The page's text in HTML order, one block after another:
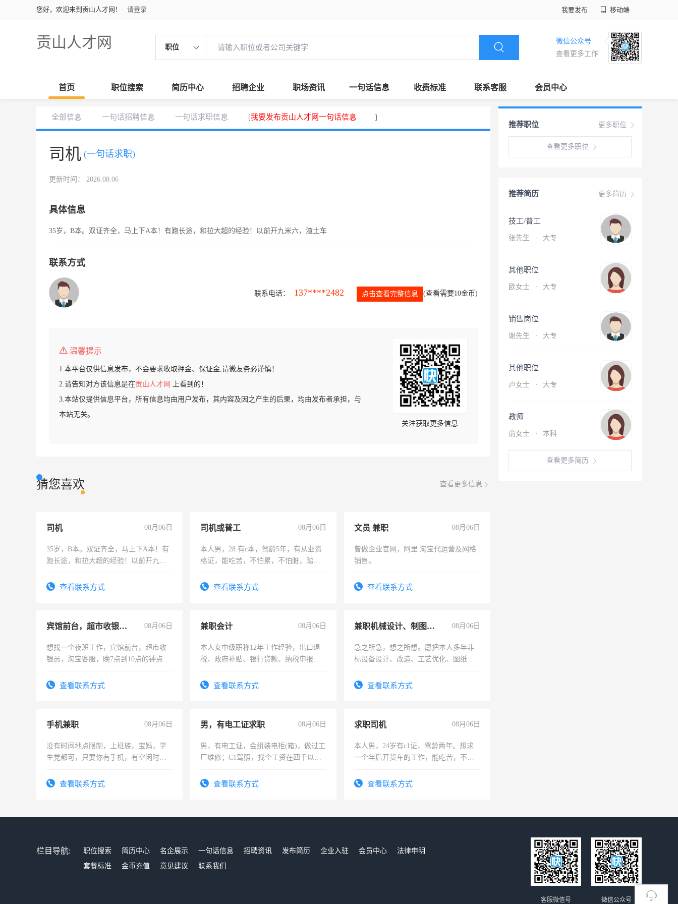
您好，欢迎来到贡山人才网！ 请登录 我要发布 移动端
贡山人才网 职位
微信公众号
查看更多工作
首页 职位搜索 简历中心 招聘企业 职场资讯 一句话信息 收费标准 联系客服 会员中心
全部信息 一句话招聘信息 一句话求职信息 [我要发布贡山人才网一句话信息 ]
司机 (一句话求职)
更新时间： 2026.08.06
具体信息
35岁，B本。双证齐全，马上下A本！有跑长途，和拉大超的经验！以前开九米六，渣土车
联系方式
联系电话： 137****2482 点击查看完整信息 (查看需要10金币)
温馨提示
1.本平台仅供信息发布，不会要求收取押金、保证金,请微友务必谨慎！
2.请告知对方该信息是在贡山人才网
上看到的！
3.本站仅提供信息平台，所有信息均由用户发布，其内容及因之产生的后果，均由发布者承担，与
本站无关。
关注获取更多信息
猜您喜欢 查看更多信息
司机 08月06日
35岁，B本。双证齐全，马上下A本！有
跑长途，和拉大超的经验！以前开九米
查看联系方式
司机或普工 08月06日
本人男，28.有c本，驾龄5年，有从业资
格证，能吃苦，不怕累，不怕脏，踏
查看联系方式
文员 兼职 08月06日
曾做企业官网，阿里 淘宝代运营及网格
销售。
查看联系方式
宾馆前台，超市收银员，淘宝客服 08月06日
想找一个夜班工作，宾馆前台，超市收
银员，淘宝客服，晚7点到10点的钟点
号同微信查看联系方式
兼职会计 08月06日
本人女中级职称12年工作经验，出口退
税、政府补贴、银行贷款、纳税申报、
务，财务咨询等业务。欲求兼职会计工
查看联系方式
兼职机械设计、制图、设备改造 08月06日
急之所急，想之所想。愿把本人多年非
标设备设计、改造、工艺优化、图纸制
结识有识之士，共享未来。
查看联系方式
手机兼职 08月06日
没有时间地点限制，上班族，宝妈，学
生党都可，只要你有手机，有空闲时
勤快的四五十，每天挣零花钱没问题！
查看联系方式
男，有电工证求职 08月06日
男，有电工证，会组装电柜(箱)，做过工
厂维修；C1驾照，找个工资在四千以
电话查看联系方式
求职司机 08月06日
本人男，24岁有c1证，驾龄两年。想求
一个年后开货车的工作，能吃苦，不怕
查看联系方式
更多职位
推荐职位
查看更多职位
更多简历
推荐简历
技工/普工
张先生 · 大专
其他职位
欧女士 · 大专
销售岗位
谢先生 · 大专
其他职位
卢女士 · 大专
教师
俞女士 · 本科
查看更多简历
栏目导航: 职位搜索 简历中心 名企展示 一句话信息 招聘资讯 发布简历 企业入驻 会员中心
法律申明
套餐标准
金币充值 意见建议 联系我们
微信公众号
客服微信号